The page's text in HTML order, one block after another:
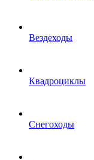
Вездеходы
Квадроциклы
Снегоходы